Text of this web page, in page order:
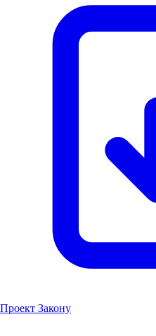
Проект Закону